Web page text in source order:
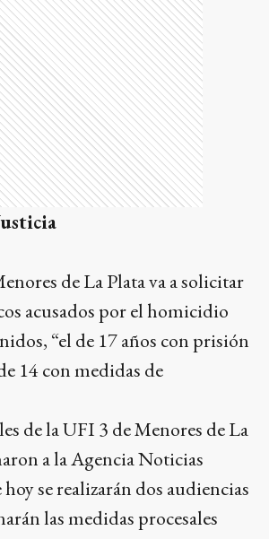
de La Plata va a solicitar
acusados por el homicidio
“el de 17 años con prisión
14 con medidas de
de la UFI 3 de Menores de La
a la Agencia Noticias
se realizarán dos audiencias
las medidas procesales